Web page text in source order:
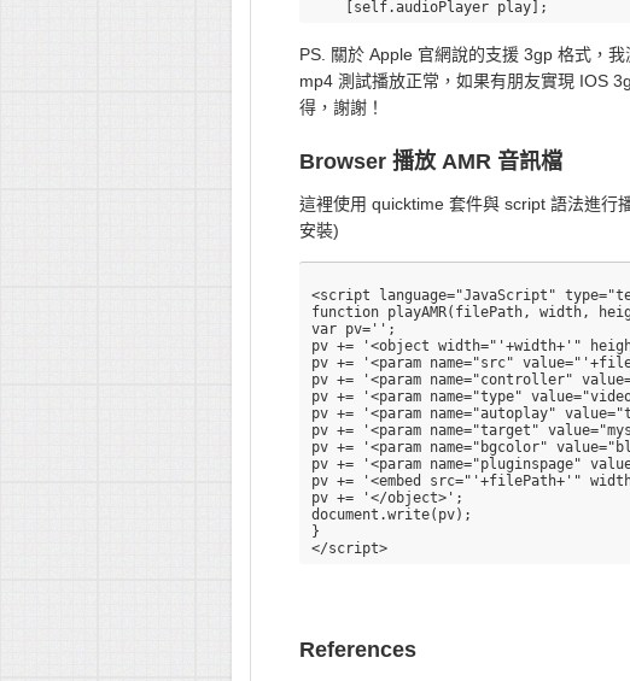
PS. 關於 Apple 官網說的支援 3gp 格式，
mp4 測試播放正常，如果有朋友實現 IOS
得，謝謝！
Browser 播放 AMR 音訊檔
這裡使用 quicktime 套件與 script 語法進行
安裝)
<script language="JavaScript"
function playAMR(filePath, width,
var pv='';
pv += '<object width="'+width+'"
pv += '<param name="src"
pv += '<param name="controller"
pv += '<param name="type"
pv += '<param name="autoplay"
pv += '<param name="target"
pv += '<param name="bgcolor"
pv += '<param name="pluginspage"
pv += '<embed src="'+filePath+'"
pv += '</object>';
document.write(pv);
}
References